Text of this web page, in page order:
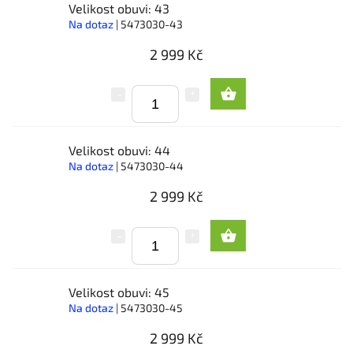
Velikost obuvi: 43
Na dotaz | 5473030-43
2 999 Kč
Velikost obuvi: 44
Na dotaz | 5473030-44
2 999 Kč
Velikost obuvi: 45
Na dotaz | 5473030-45
2 999 Kč